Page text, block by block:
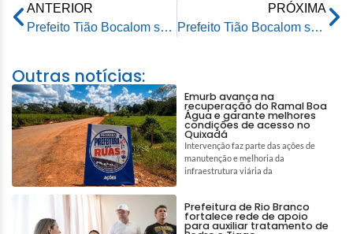
ANTERIOR
Prefeito Tião Bocalom sanciona lei de monitoramento por câmeras em loteamento de Rio Branco
PRÓXIMA
Prefeito Tião Bocalom sanciona lei de monitoramento por câmeras em loteamento de Rio Branco
Outras notícias:
Emurb avança na
recuperação do Ramal Boa
Água e garante melhores
condições de acesso no
Quixadá
Intervenção faz parte das ações de
manutenção e melhoria da
infraestrutura viária da
Prefeitura de Rio Branco
fortalece rede de apoio
para auxiliar tratamento de